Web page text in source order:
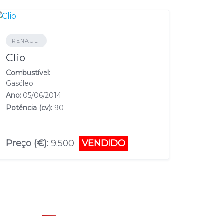
RENAULT
Clio
Combustível:
Gasóleo
Ano: 05/06/2014
Potência (cv): 90
Preço (€): 9.500 VENDIDO